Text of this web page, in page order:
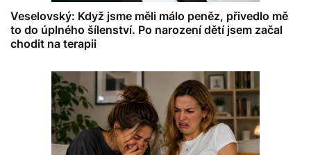
Veselovský: Když jsme měli málo peněz, přivedlo mě
to do úplného šílenství. Po narození dětí jsem začal
chodit na terapii